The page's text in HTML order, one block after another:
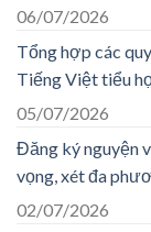
06/07/2026
Tổng hợp các
Tiếng Việt tiểu
05/07/2026
Đăng ký nguyện
vọng, xét đa
02/07/2026